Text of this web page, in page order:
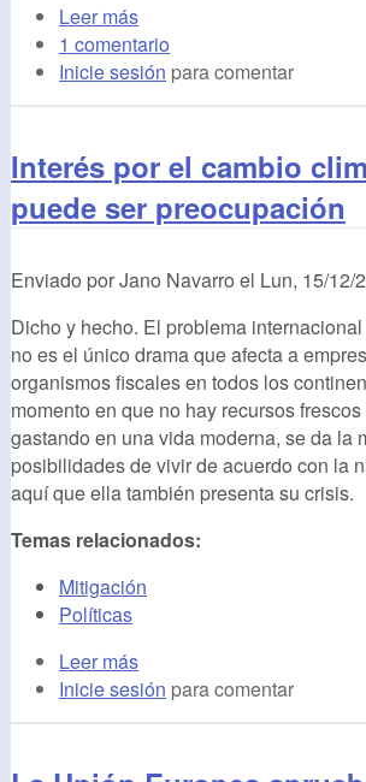
Leer más
1 comentario
Inicie sesión para comentar
Interés por el cambio
puede ser preocupación
Enviado porJano Navarro el Lun, 15/12/
Dicho y hecho. El problema
no es el único drama que afecta a
organismos fiscales en todos los
momento en que no hay recursos
gastando en una vida moderna, se da la
posibilidades de vivir de acuerdo con la
aquí que ella también presenta su crisis.
Temas relacionados:
Mitigación
Políticas
Leer más
Inicie sesión para comentar